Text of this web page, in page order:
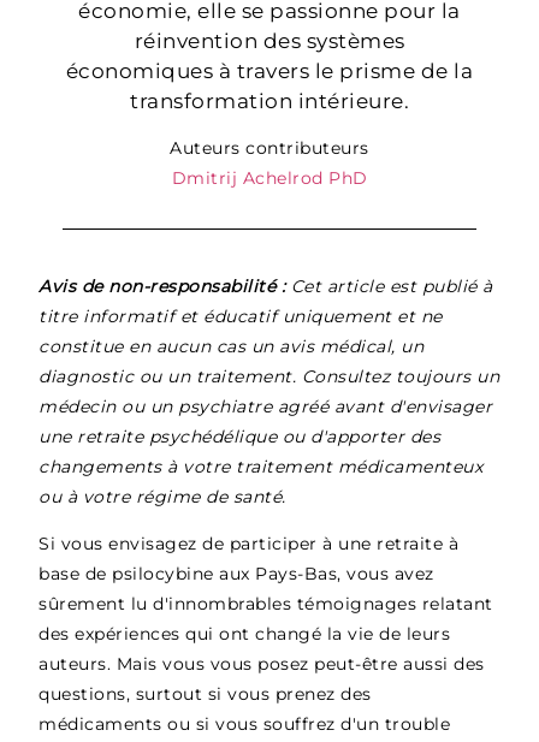
économie, elle se passionne pour la
réinvention des systèmes
économiques à travers le prisme de la
transformation intérieure.
Auteurs contributeurs
Dmitrij Achelrod PhD
Avis de non-responsabilité :Cet article est publié à
titre informatif et éducatif uniquement et ne
constitue en aucun cas un avis médical, un
diagnostic ou un traitement. Consultez toujours un
médecin ou un psychiatre agréé avant d'envisager
une retraite psychédélique ou d'apporter des
changements à votre traitement médicamenteux
ou à votre régime de santé.
Si vous envisagez de participer à une retraite à
base de psilocybine aux Pays-Bas, vous avez
sûrement lu d'innombrables témoignages relatant
des expériences qui ont changé la vie de leurs
auteurs. Mais vous vous posez peut-être aussi des
questions, surtout si vous prenez des
médicaments ou si vous souffrez d'un trouble